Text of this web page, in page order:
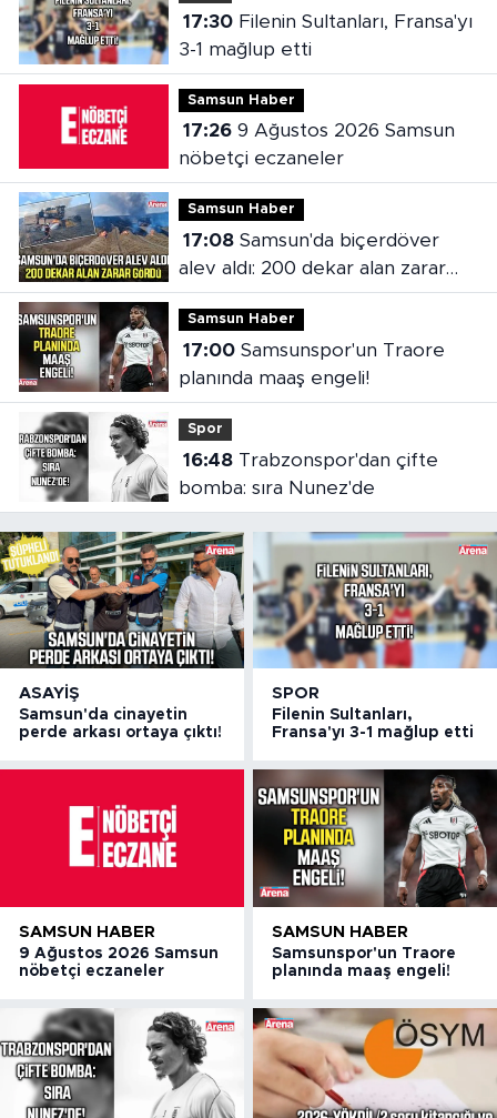
17:30Filenin Sultanları, Fransa'yı
3-1 mağlup etti
Samsun Haber
17:269 Ağustos 2026 Samsun
nöbetçi eczaneler
Samsun Haber
17:08Samsun'da biçerdöver
alev aldı: 200 dekar alan zarar
gördü
Samsun Haber
17:00Samsunspor'un Traore
planında maaş engeli!
Spor
16:48Trabzonspor'dan çifte
bomba: sıra Nunez'de
ASAYIŞ
Samsun'da cinayetin
perde arkası ortaya çıktı!
SPOR
Filenin Sultanları,
Fransa'yı 3-1 mağlup etti
SAMSUN HABER
9 Ağustos 2026 Samsun
nöbetçi eczaneler
SAMSUN HABER
Samsunspor'un Traore
planında maaş engeli!